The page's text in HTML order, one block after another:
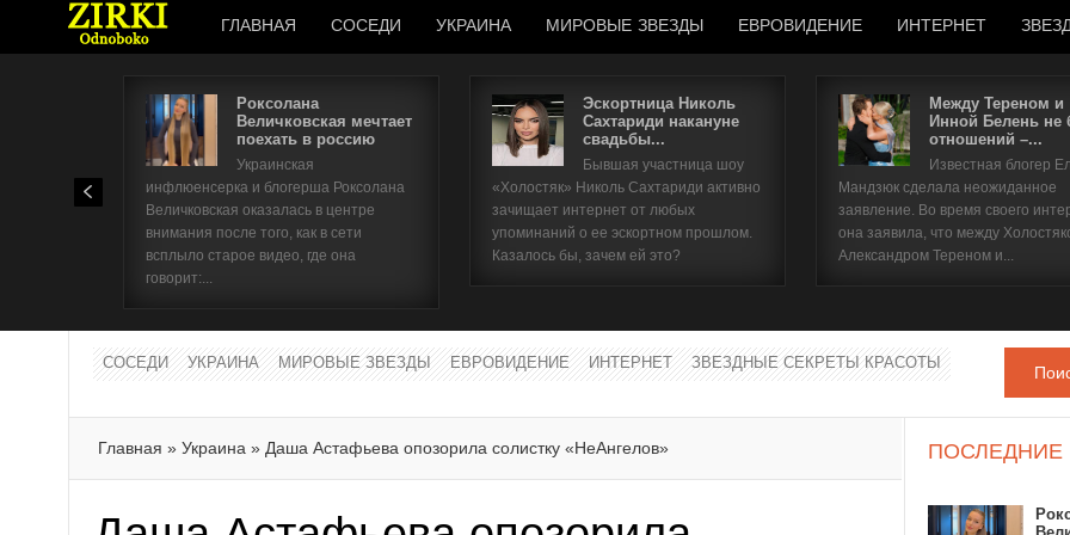
ГЛАВНАЯ СОСЕДИ УКРАИНА МИРОВЫЕ ЗВЕЗДЫ ЕВРОВИДЕНИЕ ИНТЕРНЕТ
Роксолана
Величковская мечтает
поехать в россию
Украинская
инфлюенсерка и блогерша Роксолана
Величковская оказалась в центре
внимания после того, как в сети
всплыло старое видео, где она
говорит:...
Эскортница Николь
Сахтариди накануне
свадьбы...
Бывшая участница шоу
«Холостяк» Николь Сахтариди активно
зачищает интернет от любых
упоминаний о ее эскортном прошлом.
Казалось бы, зачем ей это?
Между Тереном и
Инной Белень не
отношений –...
Известная блогер
Мандзюк сделала неожиданное
заявление. Во время своего
она заявила, что между
Александром Тереном и...
СОСЕДИ УКРАИНА МИРОВЫЕ ЗВЕЗДЫ ЕВРОВИДЕНИЕ ИНТЕРНЕТ ЗВЕЗДНЫЕ СЕКРЕТЫ КРАСОТЫ
Главная » Украина » Даша Астафьева опозорила солистку «НеАнгелов» ПОСЛЕДНИЕ
Имя пользователя
Забыли имя пользователя?